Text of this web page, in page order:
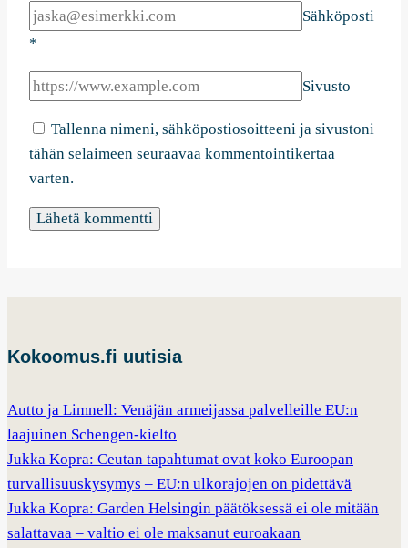
Sähköposti
*
Sivusto
Tallenna nimeni, sähköpostiosoitteeni ja sivustoni
tähän selaimeen seuraavaa kommentointikertaa
varten.
Kokoomus.fi uutisia
Autto ja Limnell: Venäjän armeijassa palvelleille EU:n
laajuinen Schengen-kielto
Jukka Kopra: Ceutan tapahtumat ovat koko Euroopan
turvallisuuskysymys – EU:n ulkorajojen on pidettävä
Jukka Kopra: Garden Helsingin päätöksessä ei ole mitään
salattavaa – valtio ei ole maksanut euroakaan